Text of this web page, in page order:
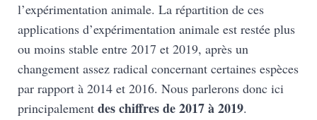
l’expérimentation animale. La répartition de ces
applications d’expérimentation animale est restée plus
ou moins stable entre 2017 et 2019, après un
changement assez radical concernant certaines espèces
par rapport à 2014 et 2016. Nous parlerons donc ici
principalement des chiffres de 2017 à 2019.